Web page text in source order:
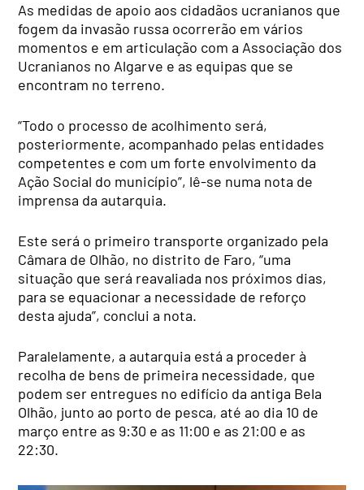
As medidas de apoio aos cidadãos ucranianos que
fogem da invasão russa ocorrerão em vários
momentos e em articulação com a Associação dos
Ucranianos no Algarve e as equipas que se
encontram no terreno.
“Todo o processo de acolhimento será,
posteriormente, acompanhado pelas entidades
competentes e com um forte envolvimento da
Ação Social do município”, lê-se numa nota de
imprensa da autarquia.
Este será o primeiro transporte organizado pela
Câmara de Olhão, no distrito de Faro, “uma
situação que será reavaliada nos próximos dias,
para se equacionar a necessidade de reforço
desta ajuda”, conclui a nota.
Paralelamente, a autarquia está a proceder à
recolha de bens de primeira necessidade, que
podem ser entregues no edifício da antiga Bela
Olhão, junto ao porto de pesca, até ao dia 10 de
março entre as 9:30 e as 11:00 e as 21:00 e as
22:30.